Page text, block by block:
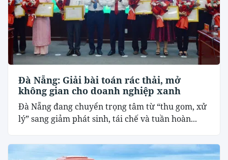
Đà Nẵng: Giải bài toán rác thải, mở
không gian cho doanh nghiệp xanh
Đà Nẵng đang chuyển trọng tâm từ “thu gom, xử
lý” sang giảm phát sinh, tái chế và tuần hoàn...